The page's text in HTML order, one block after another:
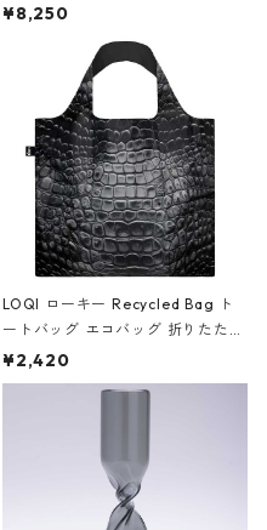
ボストンバッグ ショルダーバッグ
Black ジャン=ミッシェル・バスキ
ア/クラウン ブラック
¥8,250
LOQI ローキー Recycled Bag ト
ートバッグ エコバッグ 折りたたみ
大きめ 撥水加工 収納ポーチ CRO
CODILE/Black クロコダイル/ブラ
¥2,420